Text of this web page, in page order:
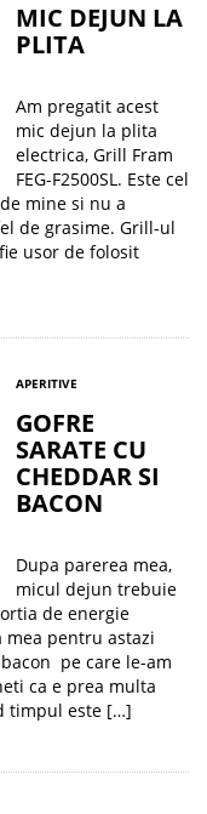
MIC DEJUN LA
PLITA
Am pregatit acest
mic dejun la plita
electrica, Grill Fram
FEG-F2500SL. Este cel
mine si nu a
de grasime. Grill-ul
usor de folosit
APERITIVE
GOFRE
SARATE CU
CHEDDAR SI
BACON
Dupa parerea mea,
micul dejun trebuie
de energie
mea pentru astazi
pe care le-am
ca e prea multa
timpul este […]